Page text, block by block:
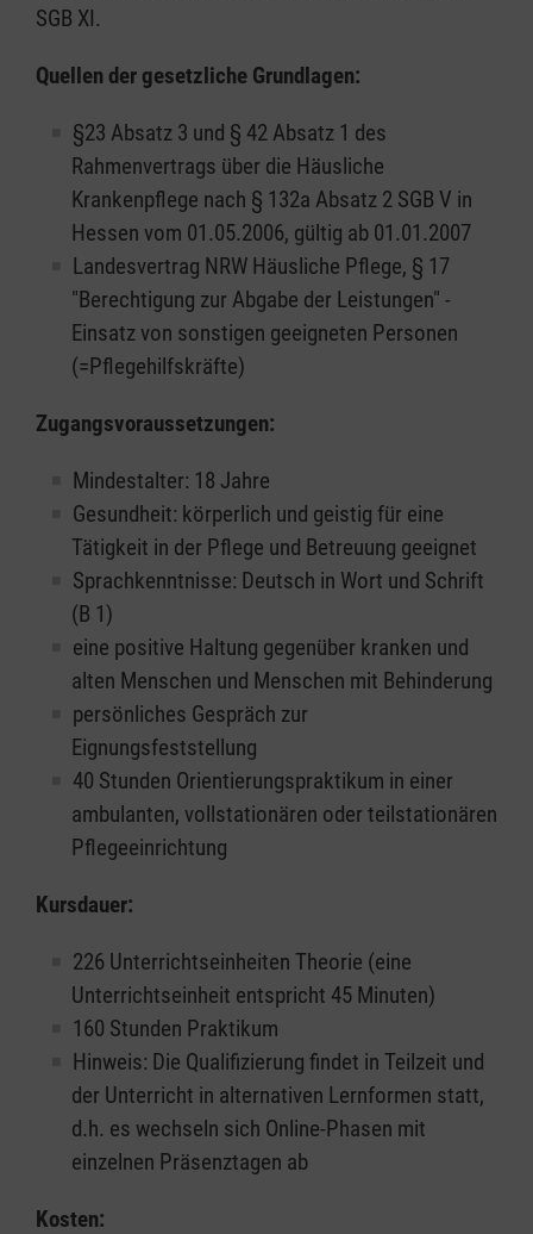
SGB XI.
Quellen der gesetzliche Grundlagen:
§23 Absatz 3 und § 42 Absatz 1 des
Rahmenvertrags über die Häusliche
Krankenpflege nach § 132a Absatz 2 SGB V in
Hessen vom 01.05.2006, gültig ab 01.01.2007
Landesvertrag NRW Häusliche Pflege, § 17
"Berechtigung zur Abgabe der Leistungen" -
Einsatz von sonstigen geeigneten Personen
(=Pflegehilfskräfte)
Zugangsvoraussetzungen:
Mindestalter: 18 Jahre
Gesundheit: körperlich und geistig für eine
Tätigkeit in der Pflege und Betreuung geeignet
Sprachkenntnisse: Deutsch in Wort und Schrift
(B 1)
eine positive Haltung gegenüber kranken und
alten Menschen und Menschen mit Behinderung
persönliches Gespräch zur
Eignungsfeststellung
40 Stunden Orientierungspraktikum in einer
ambulanten, vollstationären oder teilstationären
Pflegeeinrichtung
Kursdauer:
226 Unterrichtseinheiten Theorie (eine
Unterrichtseinheit entspricht 45 Minuten)
160 Stunden Praktikum
Hinweis: Die Qualifizierung findet in Teilzeit und
der Unterricht in alternativen Lernformen statt,
d.h. es wechseln sich Online-Phasen mit
einzelnen Präsenztagen ab
Kosten: